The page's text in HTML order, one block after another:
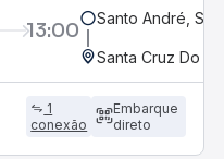
13:00 Santo André, SP
Santa Cruz Do
1
conexão
Embarque
direto